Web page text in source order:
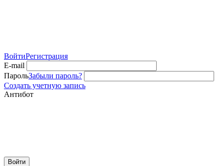
ВойтиРегистрация
E-mail
ПарольЗабыли пароль?
Создать учетную запись
Антибот
Войти